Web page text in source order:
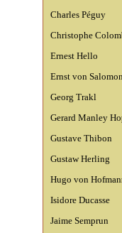
Charles Péguy
Christophe
Ernest Hello
Ernst von
Georg Trakl
Gerard Manley
Gustave Thibon
Gustaw Herling
Hugo von
Isidore Ducasse
Jaime Semprun